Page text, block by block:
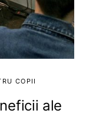
COPII
ale